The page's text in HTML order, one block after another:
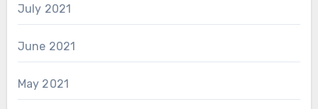
July 2021
June 2021
May 2021